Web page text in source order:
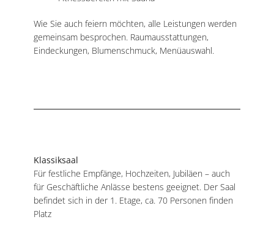
Wie Sie auch feiern möchten, alle Leistungen werden
gemeinsam besprochen. Raumausstattungen,
Eindeckungen, Blumenschmuck, Menüauswahl.
Klassiksaal
Für festliche Empfänge, Hochzeiten, Jubiläen – auch
für Geschäftliche Anlässe bestens geeignet. Der Saal
befindet sich in der 1. Etage, ca. 70 Personen finden
Platz